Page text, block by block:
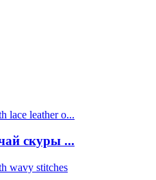
скуры ...